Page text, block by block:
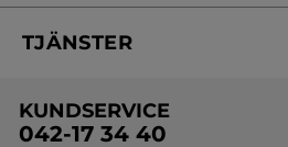
Online prislista
Erbjudanden
Travelsize
TJÄNSTER
Onlineprislista för postorder
KUNDSERVICE
042-17 34 40